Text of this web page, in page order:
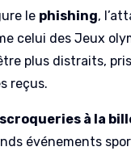
le phishing,
celui des Jeux
plus distraits,
reçus.
à la
événements